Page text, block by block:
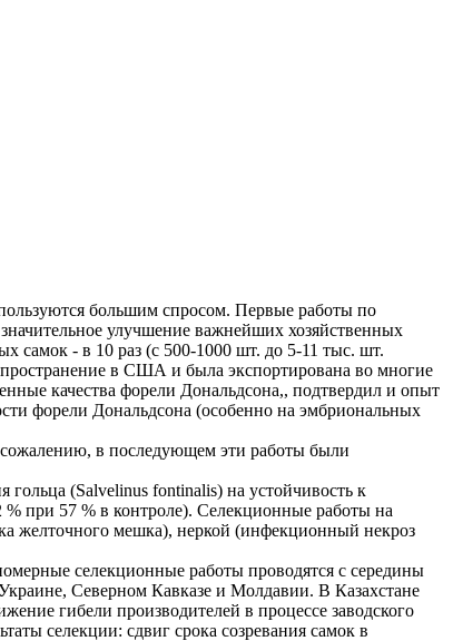
большим спросом. Первые работы по
улучшение важнейших хозяйственных
самок - в 10 раз (с 500-1000 шт. до 5-11 тыс. шт.
в США и была экспортирована во многие
качества форели Дональдсона,, подтвердил и опыт
форели Дональдсона (особенно на эмбриональных
в последующем эти работы были
(Salvelinus fontinalis) на устойчивость к
% при 57 % в контроле). Селекционные работы на
желточного мешка), неркой (инфекционный некроз
селекционные работы проводятся с середины
Северном Кавказе и Молдавии. В Казахстане
гибели производителей в процессе заводского
селекции: сдвиг срока созревания самок в